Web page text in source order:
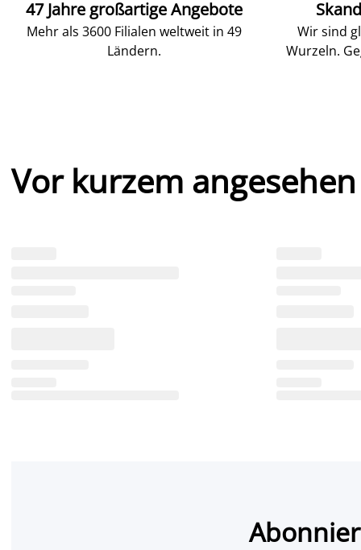
47 Jahre großartige Angebote
Mehr als 3600 Filialen weltweit in 49
Ländern.
Wir sind
Wurzeln.
Vor kurzem angesehen